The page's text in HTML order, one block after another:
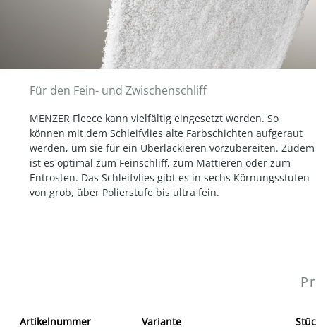
Für den Fein- und Zwischenschliff
MENZER Fleece kann vielfältig eingesetzt werden. So
können mit dem Schleifvlies alte Farbschichten aufgeraut
werden, um sie für ein Überlackieren vorzubereiten. Zudem
ist es optimal zum Feinschliff, zum Mattieren oder zum
Entrosten. Das Schleifvlies gibt es in sechs Körnungsstufen
von grob, über Polierstufe bis ultra fein.
Artikelnummer Variante